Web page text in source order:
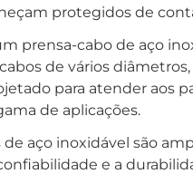
protegidos de
prensa-cabo de aço
de vários
para atender aos
de aplicações.
de aço inoxidável são
e a